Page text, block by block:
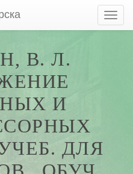
В. Л.
И
ДЛЯ